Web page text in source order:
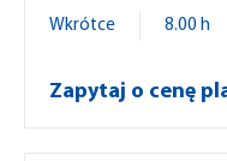
Wkrótce 8.00 h
Zapytaj o cenę